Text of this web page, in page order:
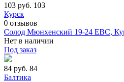
103 руб. 103
Курск
0 отзывов
Солод Мюнхенский 19-24 ЕВС,
Нет в наличии
Под заказ
84 руб. 84
Балтика